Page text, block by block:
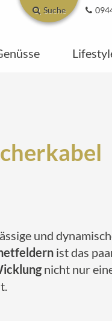
Suche
und
ist das
nicht nur